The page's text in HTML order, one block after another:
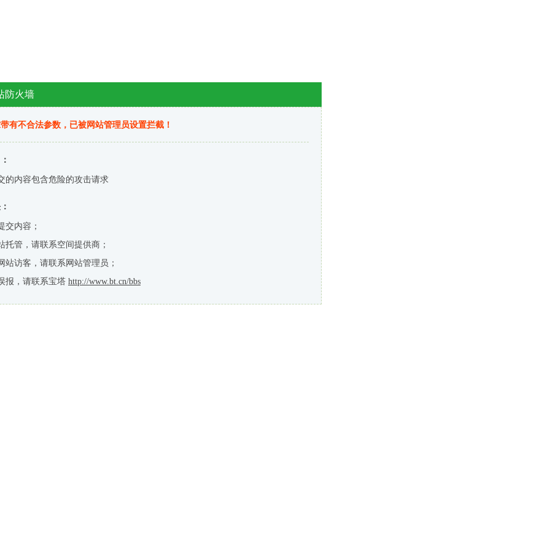
防火墙
有不合法参数，已被网站管理员设置拦截！
的内容包含危险的攻击请求
交内容；
托管，请联系空间提供商；
站访客，请联系网站管理员；
报，请联系宝塔 http://www.bt.cn/bbs